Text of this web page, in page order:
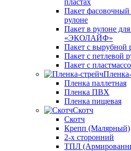
пластах
Пакет
рулоне
Пакет в рулоне
«ЭКОЛАЙФ»
Пакет с вырубной
Пакет с петлевой
Пакет с
Пленка паллетная
Пленка ПВХ
Пленка пищевая
Скотч
Скотч
Крепп (Малярный)
2-х сторонний
ТПЛ